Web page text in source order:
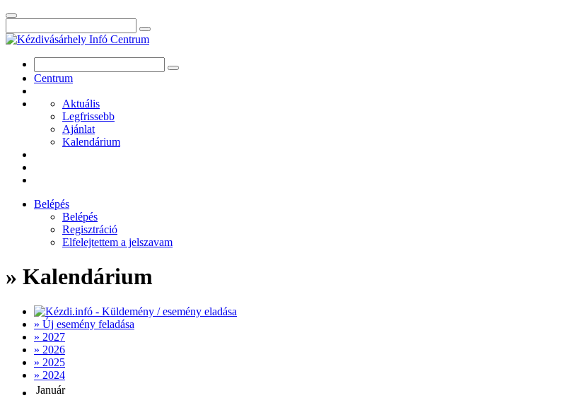
Centrum
Aktuális
Legfrissebb
Ajánlat
Kalendárium
Belépés
Belépés
Regisztráció
Elfelejtettem a jelszavam
» Kalendárium
» Új esemény feladása
» 2027
» 2026
» 2025
» 2024
Január